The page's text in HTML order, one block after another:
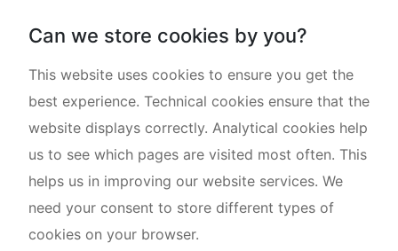
Can we store cookies by you?
This website uses cookies to ensure you get the
best experience. Technical cookies ensure that the
website displays correctly. Analytical cookies help
us to see which pages are visited most often. This
helps us in improving our website services. We
need your consent to store different types of
cookies on your browser.